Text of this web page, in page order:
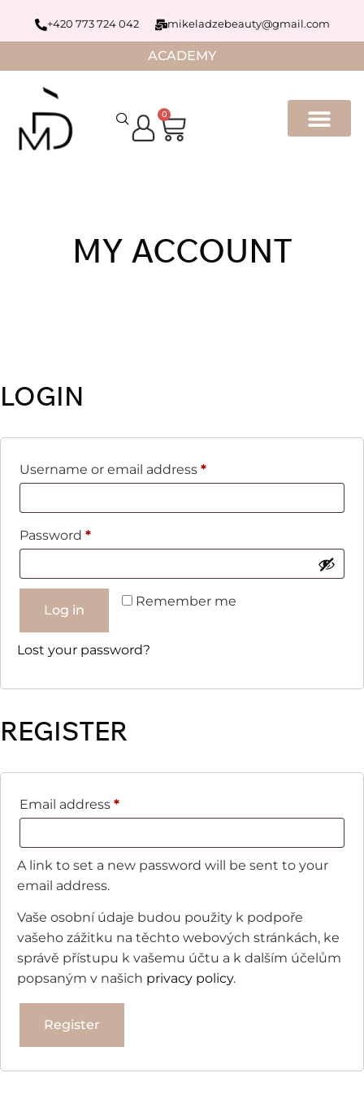
+420 773 724 042 mikeladzebeauty@gmail.com
ACADEMY
0
MY ACCOUNT
LOGIN
Username or email address *
Password *
Remember me
Log in
Lost your password?
REGISTER
Email address *
A link to set a new password will be sent to your
email address.
Vaše osobní údaje budou použity k podpoře
vašeho zážitku na těchto webových stránkách, ke
správě přístupu k vašemu účtu a k dalším účelům
popsaným v našich privacy policy.
Register